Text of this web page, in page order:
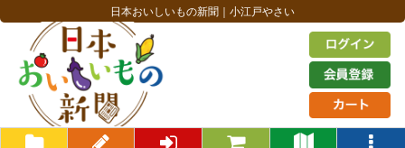
日本おいしいもの新聞｜小江戸やさい